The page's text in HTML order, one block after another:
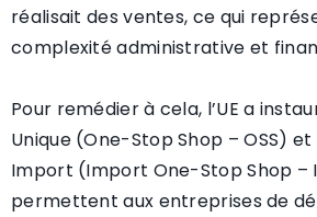
réalisait des ventes, ce qui
complexité administrative et
Pour remédier à cela, l’UE a
Unique (One-Stop Shop – OSS)
Import (Import One-Stop Shop –
permettent aux entreprises de